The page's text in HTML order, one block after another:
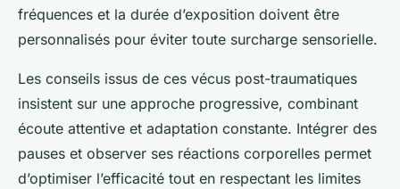
fréquences et la durée d’exposition doivent être
personnalisés pour éviter toute surcharge sensorielle.
Les conseils issus de ces vécus post-traumatiques
insistent sur une approche progressive, combinant
écoute attentive et adaptation constante. Intégrer des
pauses et observer ses réactions corporelles permet
d’optimiser l’efficacité tout en respectant les limites